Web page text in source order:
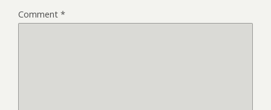
Comment *